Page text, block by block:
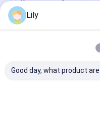
推薦されたプロダクト
Lily
Good day, what product